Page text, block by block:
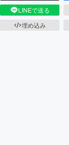
LINEで送る
埋め込み